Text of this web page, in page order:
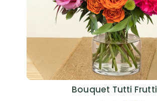
Bouquet Tutti Frutti